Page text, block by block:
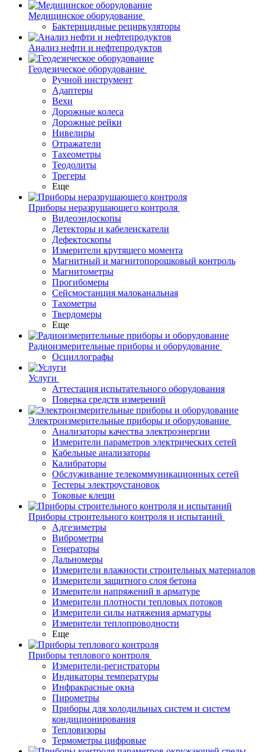
Медицинское оборудование
Бактерицидные рециркуляторы
Анализ нефти и нефтепродуктов
Геодезическое оборудование
Ручной инструмент
Адаптеры
Вехи
Дорожные колеса
Дорожные рейки
Нивелиры
Отражатели
Тахеометры
Теодолиты
Трегеры
Еще
Приборы неразрушающего контроля
Видеоэндоскопы
Детекторы и кабелеискатели
Дефектоскопы
Измерители крутящего момента
Магнитный и магнитопорошковый контроль
Магнитометры
Прогибомеры
Сейсмостанция малоканальная
Тахометры
Твердомеры
Еще
Радиоизмерительные приборы и оборудование
Осциллографы
Услуги
Аттестация испытательного оборудования
Поверка средств измерений
Электроизмерительные приборы и оборудование
Анализаторы качества электроэнергии
Измерители параметров электрических сетей
Кабельные анализаторы
Калибраторы
Обслуживание телекоммуникационных сетей
Тестеры электроустановок
Токовые клещи
Приборы строительного контроля и испытаний
Адгезиметры
Виброметры
Генераторы
Дальномеры
Измерители влажности строительных материалов
Измерители защитного слоя бетона
Измерители напряжений в арматуре
Измерители плотности тепловых потоков
Измерители силы натяжения арматуры
Измерители теплопроводности
Еще
Приборы теплового контроля
Измерители-регистраторы
Индикаторы температуры
Инфракрасные окна
Пирометры
Приборы для холодильных систем и систем
кондиционирования
Тепловизоры
Термометры цифровые